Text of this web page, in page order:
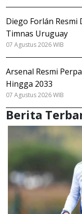
Diego Forlán Resmi
Timnas Uruguay
07 Agustus 2026 WIB
Arsenal Resmi
Hingga 2033
07 Agustus 2026 WIB
Berita